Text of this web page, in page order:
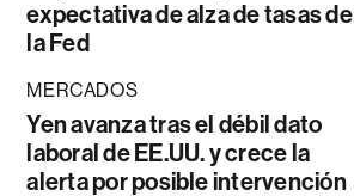
expectativa de alza de tasas de
la Fed
MERCADOS
Yen avanza tras el débil dato
laboral de EE.UU. y crece la
alerta por posible intervención